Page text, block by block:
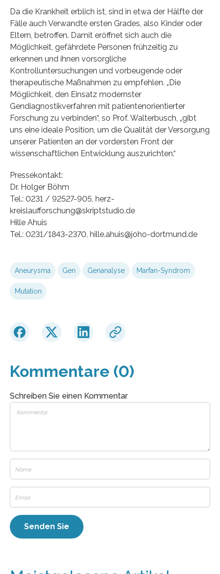
Da die Krankheit erblich ist, sind in etwa der Hälfte der
Fälle auch Verwandte ersten Grades, also Kinder oder
Eltern, betroffen. Damit eröffnet sich auch die
Möglichkeit, gefährdete Personen frühzeitig zu
erkennen und ihnen vorsorgliche
Kontrolluntersuchungen und vorbeugende oder
therapeutische Maßnahmen zu empfehlen. „Die
Möglichkeit, den Einsatz modernster
Gendiagnostikverfahren mit patientenorientierter
Forschung zu verbinden“, so Prof. Walterbusch, „gibt
uns eine ideale Position, um die Qualität der Versorgung
unserer Patienten an der vordersten Front der
wissenschaftlichen Entwicklung auszurichten.“
Pressekontakt:
Dr. Holger Böhm
Tel.: 0231 / 92527-905, herz-
kreislaufforschung@skriptstudio.de
Hille Ahuis
Tel.: 0231/1843-2370, hille.ahuis@joho-dortmund.de
Aneurysma Gen Genanalyse Marfan-Syndrom
Mutation
Kommentare (0)
Schreiben Sie einen Kommentar